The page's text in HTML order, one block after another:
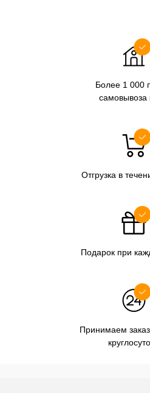
Более 1 000
Отгрузка в
Подарок при
Принимаем